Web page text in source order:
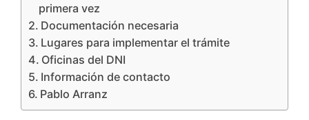
primera vez
Documentación necesaria
Lugares para implementar el trámite
Oficinas del DNI
Información de contacto
Pablo Arranz